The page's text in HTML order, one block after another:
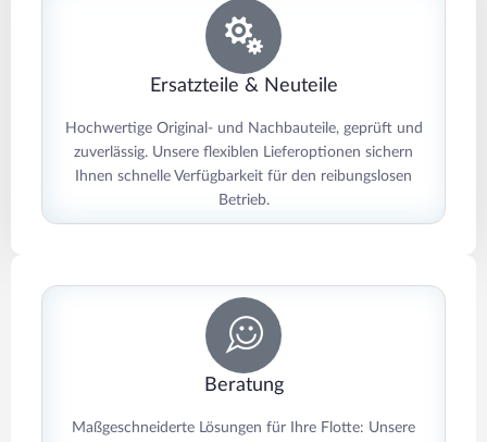
Ersatzteile & Neuteile
Hochwertige Original- und Nachbauteile, geprüft und
zuverlässig. Unsere flexiblen Lieferoptionen sichern
Ihnen schnelle Verfügbarkeit für den reibungslosen
Betrieb.
Beratung
Maßgeschneiderte Lösungen für Ihre Flotte: Unsere